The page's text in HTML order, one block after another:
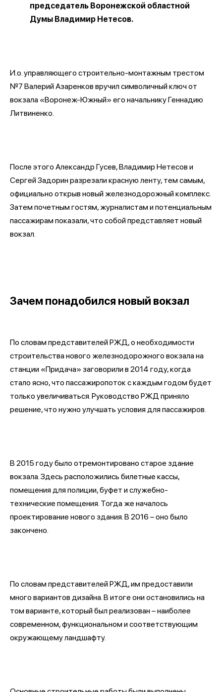
председатель Воронежской областной
Думы Владимир Нетесов.
И.о. управляющего строительно-монтажным трестом
№7 Валерий Азаренков вручил символичный ключ от
вокзала «Воронеж-Южный» его начальнику Геннадию
Литвиненко.
После этого Александр Гусев, Владимир Нетесов и
Сергей Задорин разрезали красную ленту, тем самым,
официально открыв новый железнодорожный комплекс.
Затем почетным гостям, журналистам и потенциальным
пассажирам показали, что собой представляет новый
вокзал.
Зачем понадобился новый вокзал
По словам представителей РЖД, о необходимости
строительства нового железнодорожного вокзала на
станции «Придача» заговорили в 2014 году, когда
стало ясно, что пассажиропоток с каждым годом будет
только увеличиваться. Руководство РЖД приняло
решение, что нужно улучшать условия для пассажиров.
В 2015 году было отремонтировано старое здание
вокзала. Здесь расположились билетные кассы,
помещения для полиции, буфет и служебно-
технические помещения. Тогда же началось
проектирование нового здания. В 2016 – оно было
закончено.
По словам представителей РЖД, им предоставили
много вариантов дизайна. В итоге они остановились на
том варианте, который был реализован – наиболее
современном, функциональном и соответствующим
окружающему ландшафту.